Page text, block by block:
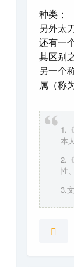
种类；
另外太
还有一
其区别
另一个
属（称
1.
本
2.
性
3.